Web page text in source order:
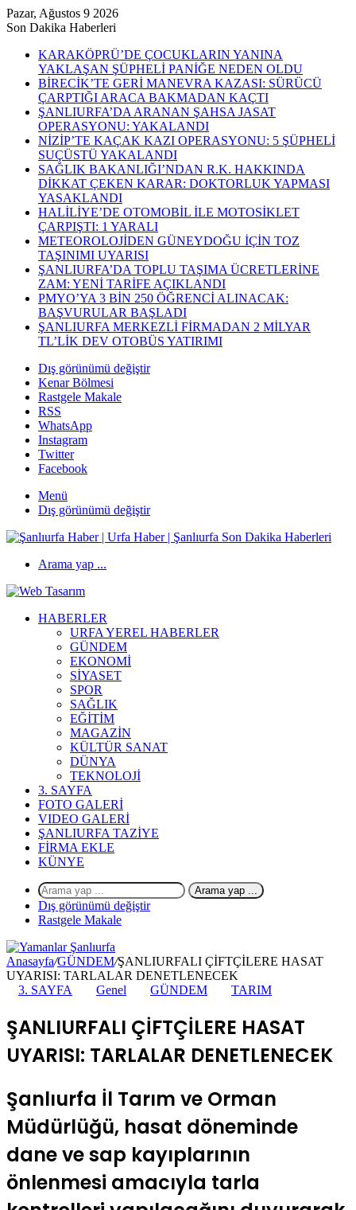
Pazar, Ağustos 9 2026
Son Dakika Haberleri
KARAKÖPRÜ’DE ÇOCUKLARIN YANINA
YAKLAŞAN ŞÜPHELİ PANİĞE NEDEN OLDU
BİRECİK’TE GERİ MANEVRA KAZASI: SÜRÜCÜ
ÇARPTIĞI ARACA BAKMADAN KAÇTI
ŞANLIURFA’DA ARANAN ŞAHSA JASAT
OPERASYONU: YAKALANDI
NİZİP’TE KAÇAK KAZI OPERASYONU: 5 ŞÜPHELİ
SUÇÜSTÜ YAKALANDI
SAĞLIK BAKANLIĞI’NDAN R.K. HAKKINDA
DİKKAT ÇEKEN KARAR: DOKTORLUK YAPMASI
YASAKLANDI
HALİLİYE’DE OTOMOBİL İLE MOTOSİKLET
ÇARPIŞTI: 1 YARALI
METEOROLOJİDEN GÜNEYDOĞU İÇİN TOZ
TAŞINIMI UYARISI
ŞANLIURFA’DA TOPLU TAŞIMA ÜCRETLERİNE
ZAM: YENİ TARİFE AÇIKLANDI
PMYO’YA 3 BİN 250 ÖĞRENCİ ALINACAK:
BAŞVURULAR BAŞLADI
ŞANLIURFA MERKEZLİ FİRMADAN 2 MİLYAR
TL’LİK DEV OTOBÜS YATIRIMI
Dış görünümü değiştir
Kenar Bölmesi
Rastgele Makale
RSS
WhatsApp
Instagram
Twitter
Facebook
Menü
Dış görünümü değiştir
Arama yap ...
HABERLER
URFA YEREL HABERLER
GÜNDEM
EKONOMİ
SİYASET
SPOR
SAĞLIK
EĞİTİM
MAGAZİN
KÜLTÜR SANAT
DÜNYA
TEKNOLOJİ
3. SAYFA
FOTO GALERİ
VIDEO GALERİ
ŞANLIURFA TAZİYE
FİRMA EKLE
KÜNYE
Arama yap ...
Dış görünümü değiştir
Rastgele Makale
Anasayfa/GÜNDEM/ŞANLIURFALI ÇİFTÇİLERE HASAT
UYARISI: TARLALAR DENETLENECEK
3. SAYFA
Genel GÜNDEM TARIM
ŞANLIURFALI ÇİFTÇİLERE HASAT
UYARISI: TARLALAR DENETLENECEK
Şanlıurfa İl Tarım ve Orman
Müdürlüğü, hasat döneminde
dane ve sap kayıplarının
önlenmesi amacıyla tarla